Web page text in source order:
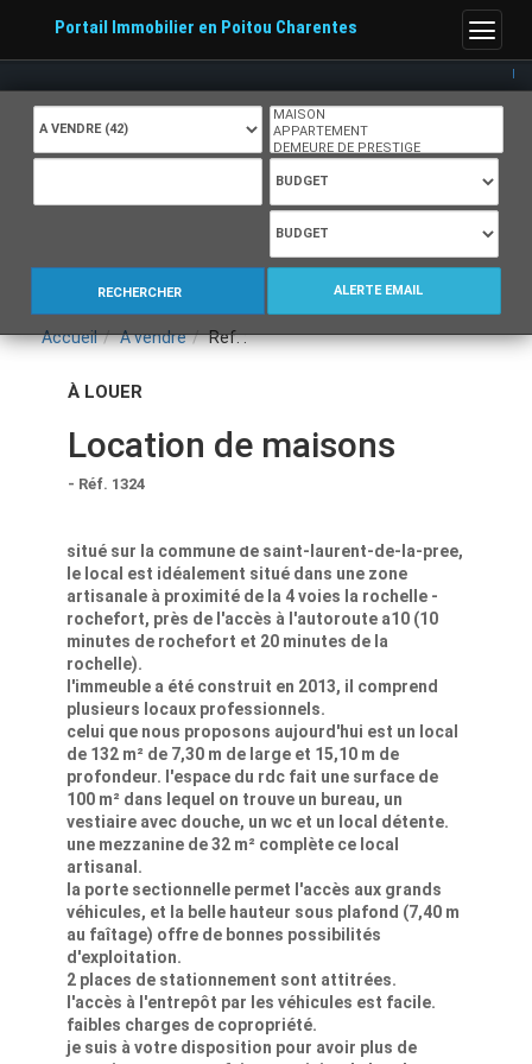
Menu
Portail Immobilier en Poitou Charentes
RECHERCHER ALERTE EMAIL
Accueil A vendre Ref. :
À LOUER
Location de maisons
- Réf. 1324
situé sur la commune de saint-laurent-de-la-pree,
le local est idéalement situé dans une zone
artisanale à proximité de la 4 voies la rochelle -
rochefort, près de l'accès à l'autoroute a10 (10
minutes de rochefort et 20 minutes de la
rochelle).
l'immeuble a été construit en 2013, il comprend
plusieurs locaux professionnels.
celui que nous proposons aujourd'hui est un local
de 132 m² de 7,30 m de large et 15,10 m de
profondeur. l'espace du rdc fait une surface de
100 m² dans lequel on trouve un bureau, un
vestiaire avec douche, un wc et un local détente.
une mezzanine de 32 m² complète ce local
artisanal.
la porte sectionnelle permet l'accès aux grands
véhicules, et la belle hauteur sous plafond (7,40 m
au faîtage) offre de bonnes possibilités
d'exploitation.
2 places de stationnement sont attitrées.
l'accès à l'entrepôt par les véhicules est facile.
faibles charges de copropriété.
je suis à votre disposition pour avoir plus de